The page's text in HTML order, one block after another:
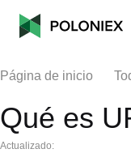
Página de inicio
Qué es
Actualizado: